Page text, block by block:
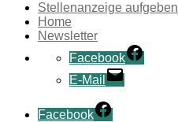
Stellenanzeige aufgeben
Home
Newsletter
Facebook
E-Mail
Facebook